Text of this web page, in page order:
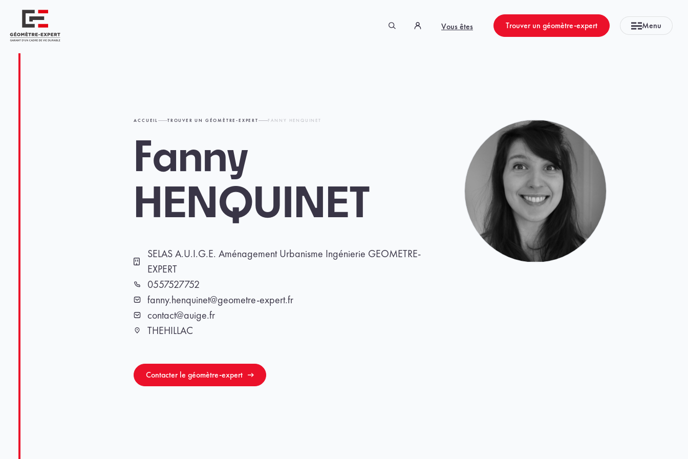
Vous êtes Trouver un géomètre-expert Menu
ACCUEIL TROUVER UN GÉOMÈTRE-EXPERT FANNY HENQUINET
Fanny
HENQUINET
Cabinet
SELAS A.U.I.G.E. Aménagement Urbanisme Ingénierie GEOMETRE-
EXPERT
Téléphone
0557527752
Emailfanny.henquinet@geometre-expert.fr
Emailcontact@auige.fr
VilleTHEHILLAC
Contacter le géomètre-expert
Panneau de gestion des cookies